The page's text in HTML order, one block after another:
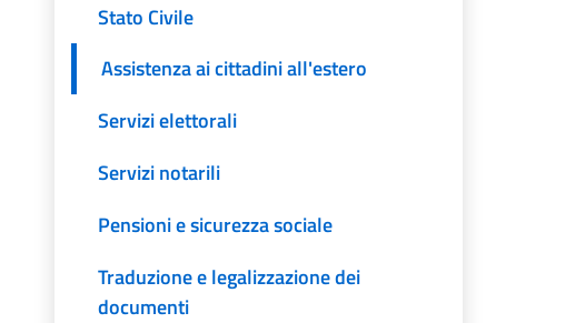
Stato Civile
Assistenza ai cittadini all'estero
Servizi elettorali
Servizi notarili
Pensioni e sicurezza sociale
Traduzione e legalizzazione dei
documenti